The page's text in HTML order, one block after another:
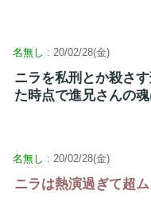
名無し : 20/02/28(金)
ニラを私刑とか殺さ
た時点で進兄さんの
名無し : 20/02/28(金)
ニラは熱演過ぎて超ム